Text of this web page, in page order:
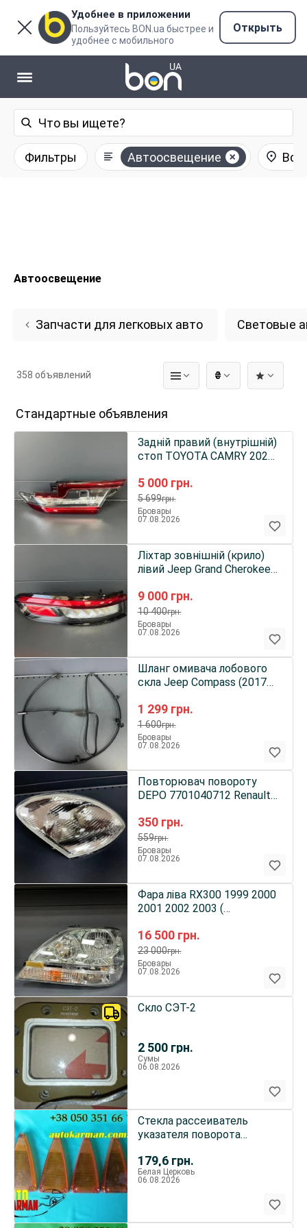
Удобнее в приложении
Пользуйтесь BON.ua быстрее и
удобнее с мобильного
Открыть
Фильтры Автоосвещение Все
Автоосвещение
Запчасти для легковых авто Световые
₴
358 объявлений
Стандартные объявления
5 000 грн.
5 699грн.
Задній правий (внутрішній)
стоп TOYOTA CAMRY 2024
Бровары
07.08.2026
9 000 грн.
10 400грн.
Ліхтар зовнішній (крило)
лівий Jeep Grand Cherokee
Бровары
07.08.2026
1 299 грн.
1 600грн.
Шланг омивача лобового
скла Jeep Compass (2017–
Бровары
07.08.2026
350 грн.
559грн.
Повторювач повороту
DEPO 7701040712 Renault
Бровары
07.08.2026
16 500 грн.
23 000грн.
Фара ліва RX300 1999 2000
2001 2002 2003 (
8115048130 )
Бровары
07.08.2026
2 500 грн.
Скло СЭТ-2
Сумы
06.08.2026
179,6 грн.
Стекла рассеиватель
указателя поворота
Белая Церковь
06.08.2026